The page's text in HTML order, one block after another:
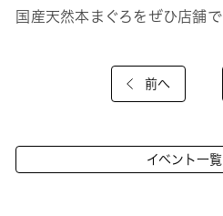
国産天然本まぐろをぜひ店舗
前へ
イベント一